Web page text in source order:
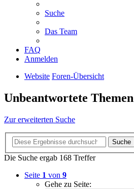
Suche
Das Team
FAQ
Anmelden
Website Foren-Übersicht
Unbeantwortete Themen
Zur erweiterten Suche
Suche
Die Suche ergab 168 Treffer
Seite 1 von 9
Gehe zu Seite: